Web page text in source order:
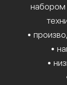
•
•
•